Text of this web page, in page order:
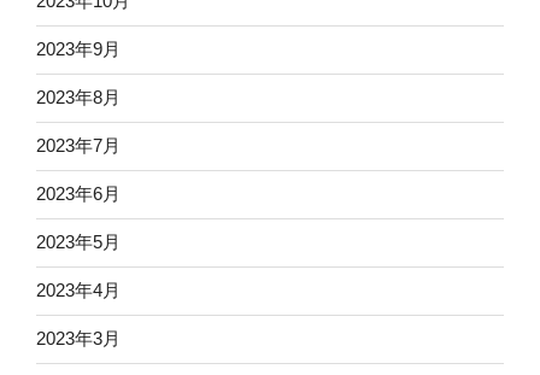
2023年9月
2023年8月
2023年7月
2023年6月
2023年5月
2023年4月
2023年3月